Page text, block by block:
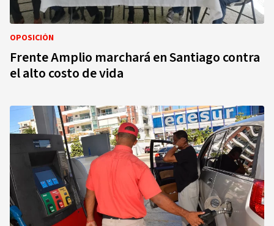
OPOSICIÓN
Frente Amplio marchará en Santiago contra
el alto costo de vida